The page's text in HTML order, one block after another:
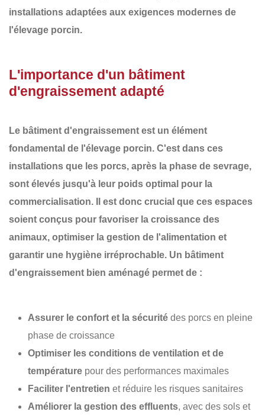
installations adaptées aux exigences modernes de
l'élevage porcin.
L'importance d'un bâtiment
d'engraissement adapté
Le bâtiment d'engraissement est un élément
fondamental de l'élevage porcin. C'est dans ces
installations que les porcs, après la phase de sevrage,
sont élevés jusqu'à leur poids optimal pour la
commercialisation. Il est donc crucial que ces espaces
soient conçus pour favoriser la croissance des
animaux, optimiser la gestion de l'alimentation et
garantir une hygiène irréprochable. Un bâtiment
d'engraissement bien aménagé permet de :
Assurer le confort et la sécurité des porcs en pleine
phase de croissance
Optimiser les conditions de ventilation et de
température pour des performances maximales
Faciliter l'entretien et réduire les risques sanitaires
Améliorer la gestion des effluents, avec des sols et